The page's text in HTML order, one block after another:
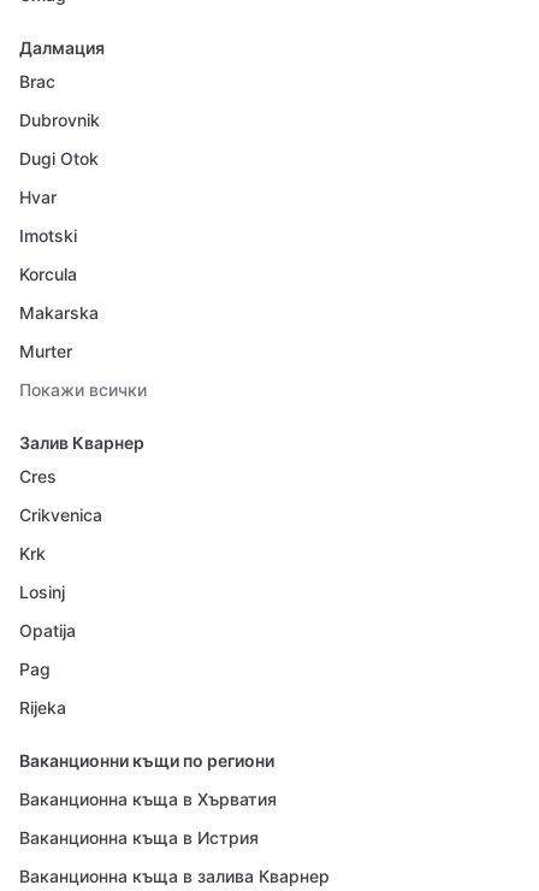
Далмация
Brac
Dubrovnik
Dugi Otok
Hvar
Imotski
Korcula
Makarska
Murter
Покажи всички
Залив Кварнер
Cres
Crikvenica
Krk
Losinj
Opatija
Pag
Rijeka
Ваканционни къщи по региони
Ваканционна къща в Хърватия
Ваканционна къща в Истрия
Ваканционна къща в залива Кварнер